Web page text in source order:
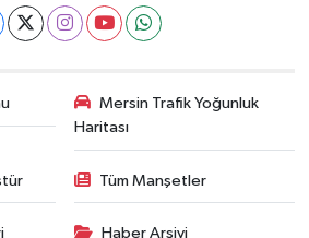
Mersin Trafik Yoğunluk
Haritası
Tüm Manşetler
Haber Arşivi